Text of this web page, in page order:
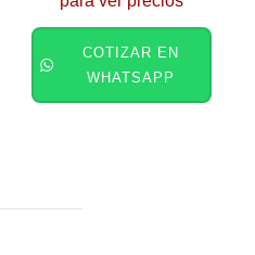
COTIZAR EN
WHATSAPP